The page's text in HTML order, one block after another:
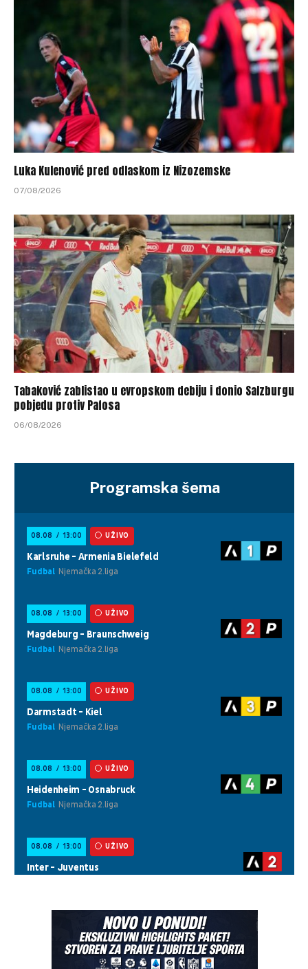
Luka Kulenović pred odlaskom iz Nizozemske
07/08/2026
Tabaković zablistao u evropskom debiju i donio Salzburgu
pobjedu protiv Pafosa
06/08/2026
Programska šema